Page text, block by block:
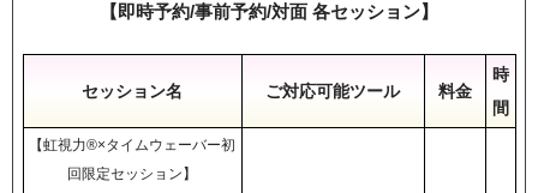
【即時予約/事前予約/対面 各セッション】
セッション名 ご対応可能ツール 料金
時
間
【虹視力®︎×タイムウェーバー初
回限定セッション】